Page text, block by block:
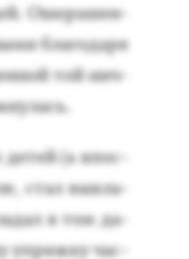
Оше­рашен­
бла­года­ря
той нич­
(а впос­
стал вык­ла­
в том да­
уп­ряжку час­